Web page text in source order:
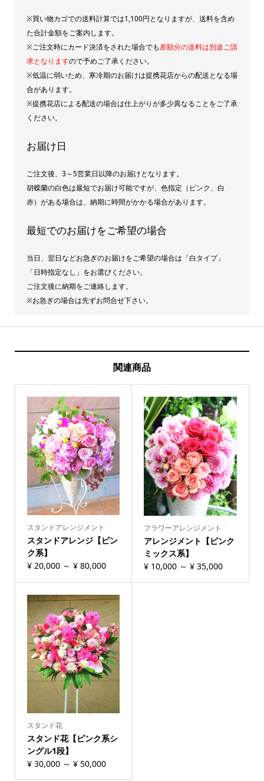
※買い物カゴでの送料計算では1,100円となりますが、送料を含め
た合計金額をご案内します。
※ご注文時にカード決済をされた場合でも差額分の送料は別途ご請
求となりますので予めご了承ください。
※低温に弱いため、寒冷期のお届けは提携花店からの配送となる場
合があります。
※提携花店による配送の場合は仕上がりが多少異なることをご了承
ください。
お届け日
ご注文後、3～5営業日以降のお届けとなります。
胡蝶蘭の白色は最短でお届け可能ですが、色指定（ピンク、白
赤）がある場合は、納期に時間がかかる場合があります。
最短でのお届けをご希望の場合
当日、翌日などお急ぎのお届けをご希望の場合は「白タイプ」
「日時指定なし」をお選びください。
ご注文後に納期をご連絡します。
※お急ぎの場合は先ずお問合せ下さい。
関連商品
スタンドアレンジメント
スタンドアレンジ【ピン
ク系】
¥20,000～ ¥80,000
フラワーアレンジメント
アレンジメント【ピンク
ミックス系】
¥ 10,000 ～ ¥ 35,000
スタンド花
スタンド花【ピンク系シ
ングル1段】
¥30,000～ ¥50,000